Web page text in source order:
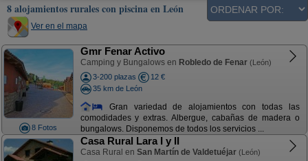
8 alojamientos rurales con piscina en León
Ver en el mapa
8 Fotos
Gmr Fenar Activo
Camping y Bungalows en Robledo de Fenar (León)
3-200 plazas
12 €
35 km de León
Gran variedad de alojamientos con todas las
comodidades y extras. Albergue, cabañas de madera o
bungalows. Disponemos de todos los servicios ...
Casa Rural Lara I y II
Casa Rural en San Martín de Valdetuéjar (León)